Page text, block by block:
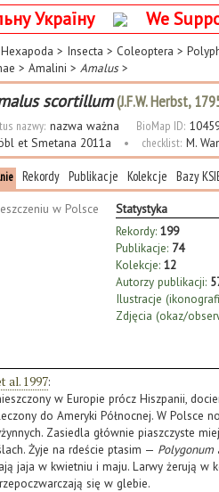
Україну We
Hexapoda > Insecta > Coleoptera >
> Amalini > Amalus>
scortillum(J.F.W. Herbst,
nazwy: nazwa ważna BioMap ID:
et Smetana 2011a • checklist: M.
Rekordy Publikacje Kolekcje Bazy
w Polsce
Statystyka
Rekordy: 199
Publikacje: 74
Kolekcje: 12
Autorzy publikacji:
Ilustracje
Zdjęcia (okaz/
al. 1997:
w Europie prócz Hiszpanii,
do Ameryki Północnej. W Polsce
Zasiedla głównie piaszczyste
Żyje na rdeście ptasim —
jaja w kwietniu i maju. Larwy żerują w
się w glebie.